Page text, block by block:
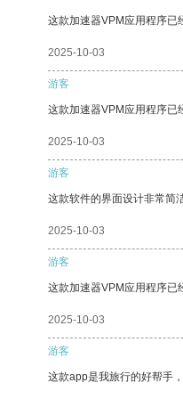
这款加速器VPM应用程序已
2025-10-03
游客
这款加速器VPM应用程序已
2025-10-03
游客
这款软件的界面设计非常简
2025-10-03
游客
这款加速器VPM应用程序已
2025-10-03
游客
这款app是我旅行的好帮手